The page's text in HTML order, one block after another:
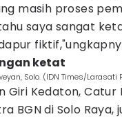
masih proses
saya sangat
ketat
Solo. (IDN Times/Larasati
Giri Kedaton, Catur
BGN di Solo Raya,